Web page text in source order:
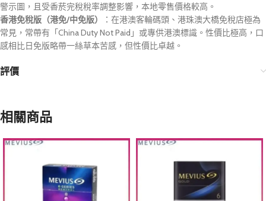
警示圖，且受香菸完稅稅率調整影響，本地零售價格較高。
香港免稅版（港免/中免版）
：在港澳客輪碼頭、港珠澳大橋免稅店極為
常見，常帶有「China Duty Not Paid」或專供港澳標識。性價比極高，口
感相比日免版略帶一絲草本苦感，但性價比卓越。
評價
相關商品